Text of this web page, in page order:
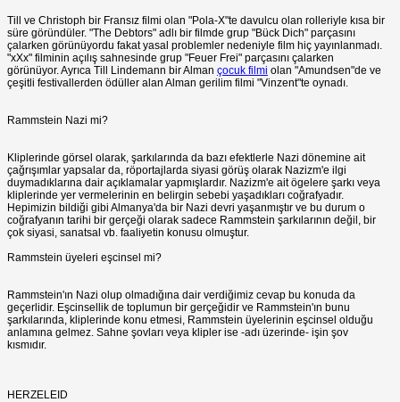
Till ve Christoph bir Fransız filmi olan "Pola-X"te davulcu olan rolleriyle kısa bir
süre göründüler. "The Debtors" adlı bir filmde grup "Bück Dich" parçasını
çalarken görünüyordu fakat yasal problemler nedeniyle film hiç yayınlanmadı.
"xXx" filminin açılış sahnesinde grup "Feuer Frei" parçasını çalarken
görünüyor. Ayrıca Till Lindemann bir Alman çocuk filmi olan "Amundsen"de ve
çeşitli festivallerden ödüller alan Alman gerilim filmi "Vinzent"te oynadı.
Rammstein Nazi mi?
Kliplerinde görsel olarak, şarkılarında da bazı efektlerle Nazi dönemine ait
çağrışımlar yapsalar da, röportajlarda siyasi görüş olarak Nazizm'e ilgi
duymadıklarına dair açıklamalar yapmışlardır. Nazizm'e ait ögelere şarkı veya
kliplerinde yer vermelerinin en belirgin sebebi yaşadıkları coğrafyadır.
Hepimizin bildiği gibi Almanya'da bir Nazi devri yaşanmıştır ve bu durum o
coğrafyanın tarihi bir gerçeği olarak sadece Rammstein şarkılarının değil, bir
çok siyasi, sanatsal vb. faaliyetin konusu olmuştur.
Rammstein üyeleri eşcinsel mi?
Rammstein'ın Nazi olup olmadığına dair verdiğimiz cevap bu konuda da
geçerlidir. Eşcinsellik de toplumun bir gerçeğidir ve Rammstein'ın bunu
şarkılarında, kliplerinde konu etmesi, Rammstein üyelerinin eşcinsel olduğu
anlamına gelmez. Sahne şovları veya klipler ise -adı üzerinde- işin şov
kısmıdır.
HERZELEID